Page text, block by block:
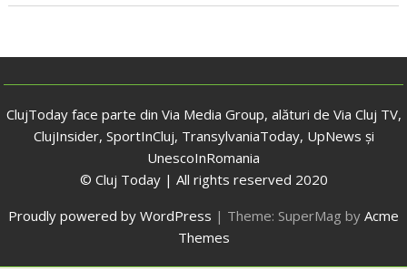
ClujToday face parte din Via Media Group, alături de Via Cluj TV,
ClujInsider, SportInCluj, TransylvaniaToday, UpNews și
UnescoInRomania
© Cluj Today | All rights reserved 2020
Proudly powered by WordPress | Theme: SuperMag by Acme
Themes